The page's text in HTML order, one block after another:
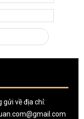
gửi về địa chỉ: